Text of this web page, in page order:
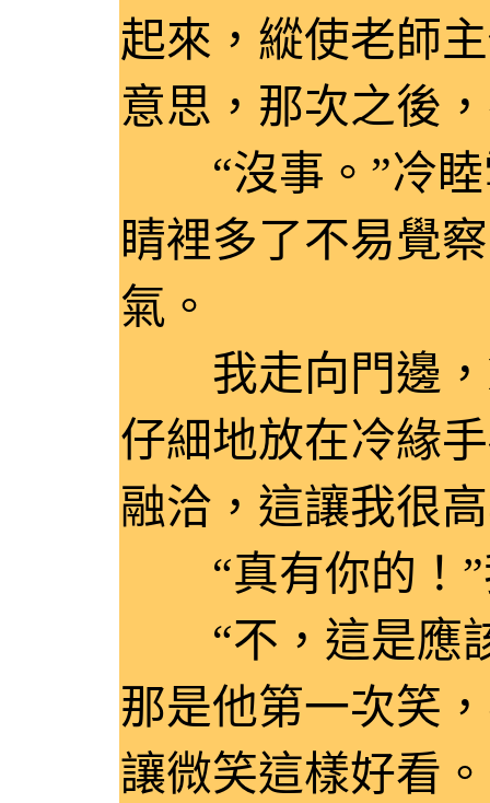
起來，縱使老師
意思，那次之後
“沒事。”冷睦
睛裡多了不易覺
氣。
我走向門邊，
仔細地放在冷緣
融洽，這讓我很
“真有你的！”
“不，這是應該
那是他第一次笑
讓微笑這樣好看。